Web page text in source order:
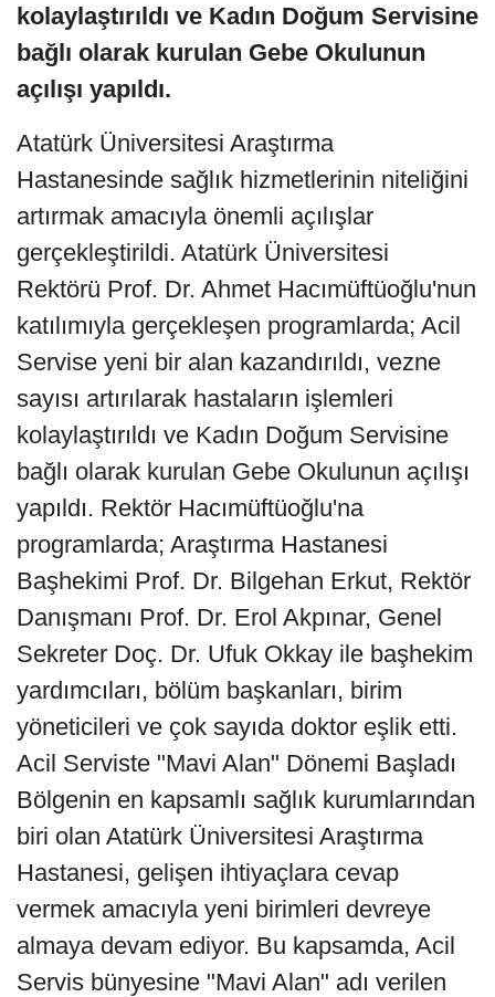
kolaylaştırıldı ve Kadın Doğum Servisine
bağlı olarak kurulan Gebe Okulunun
açılışı yapıldı.
Atatürk Üniversitesi Araştırma
Hastanesinde sağlık hizmetlerinin niteliğini
artırmak amacıyla önemli açılışlar
gerçekleştirildi. Atatürk Üniversitesi
Rektörü Prof. Dr. Ahmet Hacımüftüoğlu'nun
katılımıyla gerçekleşen programlarda; Acil
Servise yeni bir alan kazandırıldı, vezne
sayısı artırılarak hastaların işlemleri
kolaylaştırıldı ve Kadın Doğum Servisine
bağlı olarak kurulan Gebe Okulunun açılışı
yapıldı. Rektör Hacımüftüoğlu'na
programlarda; Araştırma Hastanesi
Başhekimi Prof. Dr. Bilgehan Erkut, Rektör
Danışmanı Prof. Dr. Erol Akpınar, Genel
Sekreter Doç. Dr. Ufuk Okkay ile başhekim
yardımcıları, bölüm başkanları, birim
yöneticileri ve çok sayıda doktor eşlik etti.
Acil Serviste "Mavi Alan" Dönemi Başladı
Bölgenin en kapsamlı sağlık kurumlarından
biri olan Atatürk Üniversitesi Araştırma
Hastanesi, gelişen ihtiyaçlara cevap
vermek amacıyla yeni birimleri devreye
almaya devam ediyor. Bu kapsamda, Acil
Servis bünyesine "Mavi Alan" adı verilen